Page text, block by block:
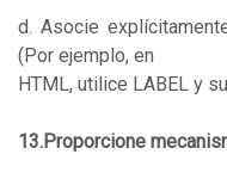
d. Asocie
(Por ejemplo, en
HTML, utilice LABEL y
13.Proporcione